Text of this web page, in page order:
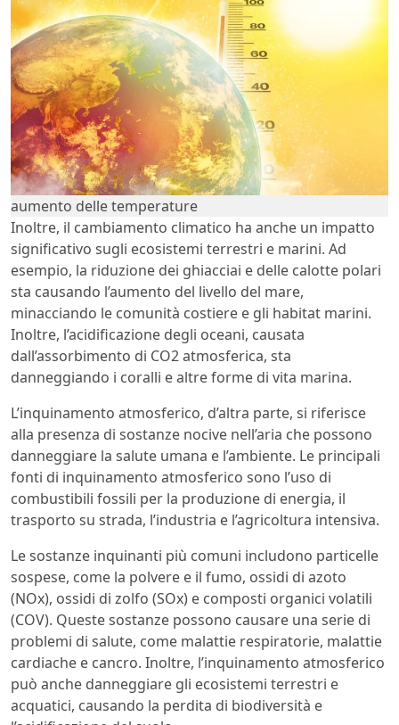
aumento delle temperature
Inoltre, il cambiamento climatico ha anche un impatto
significativo sugli ecosistemi terrestri e marini. Ad
esempio, la riduzione dei ghiacciai e delle calotte polari
sta causando l’aumento del livello del mare,
minacciando le comunità costiere e gli habitat marini.
Inoltre, l’acidificazione degli oceani, causata
dall’assorbimento di CO2 atmosferica, sta
danneggiando i coralli e altre forme di vita marina.
L’inquinamento atmosferico, d’altra parte, si riferisce
alla presenza di sostanze nocive nell’aria che possono
danneggiare la salute umana e l’ambiente. Le principali
fonti di inquinamento atmosferico sono l’uso di
combustibili fossili per la produzione di energia, il
trasporto su strada, l’industria e l’agricoltura intensiva.
Le sostanze inquinanti più comuni includono particelle
sospese, come la polvere e il fumo, ossidi di azoto
(NOx), ossidi di zolfo (SOx) e composti organici volatili
(COV). Queste sostanze possono causare una serie di
problemi di salute, come malattie respiratorie, malattie
cardiache e cancro. Inoltre, l’inquinamento atmosferico
può anche danneggiare gli ecosistemi terrestri e
acquatici, causando la perdita di biodiversità e